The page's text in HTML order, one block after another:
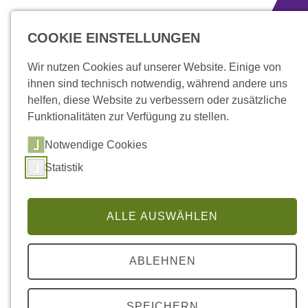
zum Inhalt springen
COOKIE EINSTELLUNGEN
Wir nutzen Cookies auf unserer Website. Einige von
ihnen sind technisch notwendig, während andere uns
helfen, diese Website zu verbessern oder zusätzliche
Funktionalitäten zur Verfügung zu stellen.
Notwendige Cookies
Statistik
ALLE AUSWÄHLEN
ABLEHNEN